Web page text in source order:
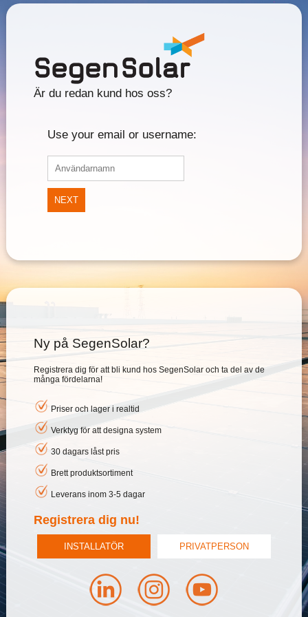
Är du redan kund hos oss?
Use your email or username:
NEXT
Ny på SegenSolar?
Registrera dig för att bli kund hos SegenSolar och ta del av de
många fördelarna!
Priser och lager i realtid
Verktyg för att designa system
30 dagars låst pris
Brett produktsortiment
Leverans inom 3-5 dagar
Registrera dig nu!
INSTALLATÖR PRIVATPERSON